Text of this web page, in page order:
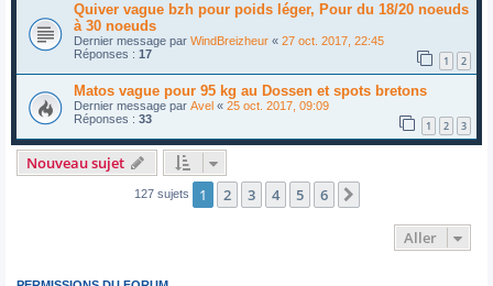
Quiver vague bzh pour poids léger, Pour du 18/20 noeuds
à 30 noeuds
Dernier message par WindBreizheur « 27 oct. 2017, 22:45
Réponses : 17 1 2
Matos vague pour 95 kg au Dossen et spots bretons
Dernier message par Avel « 25 oct. 2017, 09:09
Réponses : 33 1 2 3
Nouveau sujet
127 sujets 1 2 3 4 5 6
Aller